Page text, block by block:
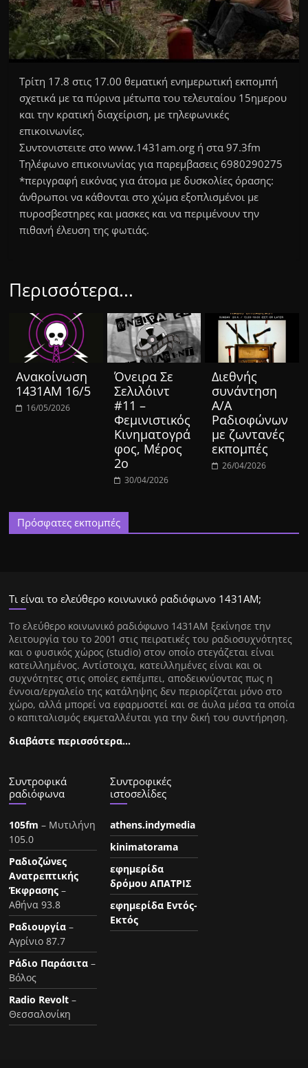
Τρίτη 17.8 στις 17.00 θεματική ενημερωτική εκπομπή
σχετικά με τα πύρινα μέτωπα του τελευταίου 15ημερου
και την κρατική διαχείριση, με τηλεφωνικές
επικοινωνίες.
Συντονιστειτε στο www.1431am.org ή στα 97.3fm
Τηλέφωνο επικοινωνίας για παρεμβασεις 6980290275
*περιγραφή εικόνας για άτομα με δυσκολίες όρασης:
άνθρωποι να κάθονται στο χώμα εξοπλισμένοι με
πυροσβεστηρες και μασκες και να περιμένουν την
πιθανή έλευση της φωτιάς.
Περισσότερα...
Ανακοίνωση
1431ΑΜ 16/5
16/05/2026
Όνειρα Σε
Σελιλόιντ
#11 –
Φεμινιστικός
Κινηματογρά
φος, Μέρος
2ο
30/04/2026
Διεθνής
συνάντηση
Α/Α
Ραδιοφώνων
με ζωντανές
εκπομπές
26/04/2026
Πρόσφατες εκπομπές
Τι είναι το ελεύθερο κοινωνικό ραδιόφωνο 1431ΑΜ;
Tο ελεύθερο κοινωνικό ραδιόφωνο 1431AM ξεκίνησε την
λειτουργία του το 2001 στις πειρατικές του ραδιοσυχνότητες
και ο φυσικός χώρος (studio) στον οποίο στεγάζεται είναι
κατειλλημένος. Αντίστοιχα, κατειλλημένες είναι και οι
συχνότητες στις οποίες εκπέμπει, αποδεικνύοντας πως η
έννοια/εργαλείο της κατάληψης δεν περιορίζεται μόνο στο
χώρο, αλλά μπορεί να εφαρμοστεί και σε άυλα μέσα τα οποία
ο καπιταλισμός εκμεταλλέυται για την δική του συντήρηση.
διαβάστε περισσότερα…
Συντροφικά
ραδιόφωνα
105fm – Μυτιλήνη
105.0
Ραδιοζώνες
Ανατρεπτικής
Έκφρασης –
Αθήνα 93.8
Ραδιουργία –
Αγρίνιο 87.7
Ράδιο Παράσιτα –
Βόλος
Radio Revolt –
Θεσσαλονίκη
Συντροφικές
ιστοσελίδες
athens.indymedia
kinimatorama
εφημερίδα
δρόμου ΑΠΑΤΡΙΣ
εφημερίδα Εντός-
Εκτός